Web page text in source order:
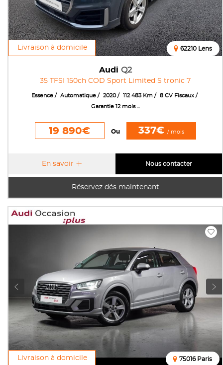
Livraison à domicile
Audi Q2
35 TFSI 150ch COD Sport Limited S tronic 7
62210 Lens
Essence Automatique 2020 112 483 Km
8 CV Fiscaux
Garantie 12 mois ...
19 890€ Ou 337€ / mois
Réservez dés maintenant
En savoir Nous contacter
Livraison à domicile 75016 Paris